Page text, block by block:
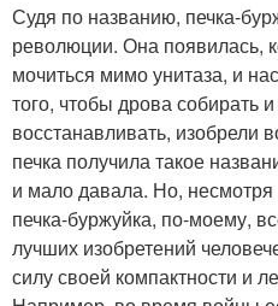
Судя по названию, печка-
революции. Она появилась,
мочиться мимо унитаза, и
того, чтобы дрова собирать
восстанавливать, изобрели
печка получила такое
и мало давала. Но,
печка-буржуйка, по-моему,
лучших изобретений
силу своей компактности и